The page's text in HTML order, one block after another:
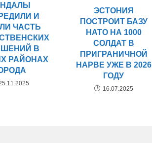
И
ЧАСТЬ
В
РАЙОНАХ
ЭСТОНИЯ
ПОСТРОИТ БАЗУ
НАТО НА 1000
СОЛДАТ В
ПРИГРАНИЧНОЙ
НАРВЕ УЖЕ В 2026
ГОДУ
16.07.2025